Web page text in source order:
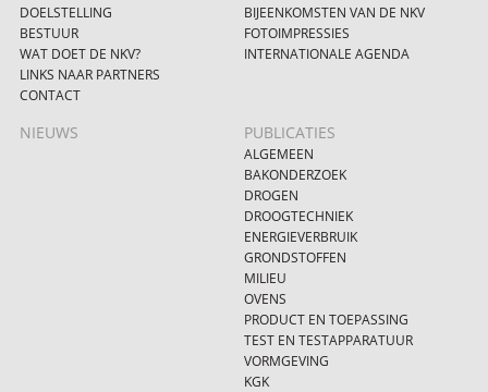
DOELSTELLING
BESTUUR
WAT DOET DE NKV?
LINKS NAAR PARTNERS
CONTACT
BIJEENKOMSTEN VAN DE NKV
FOTOIMPRESSIES
INTERNATIONALE AGENDA
NIEUWS PUBLICATIES
ALGEMEEN
BAKONDERZOEK
DROGEN
DROOGTECHNIEK
ENERGIEVERBRUIK
GRONDSTOFFEN
MILIEU
OVENS
PRODUCT EN TOEPASSING
TEST EN TESTAPPARATUUR
VORMGEVING
KGK